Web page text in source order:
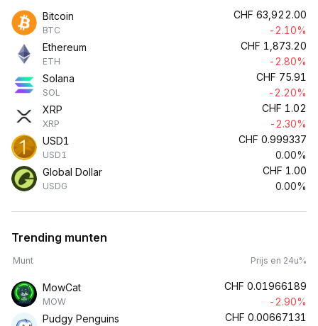
Bitcoin
BTC
CHF 63,922.00
-2.10%
Ethereum
ETH
CHF 1,873.20
-2.80%
Solana
SOL
CHF 75.91
-2.20%
XRP
XRP
CHF 1.02
-2.30%
USD1
USD1
CHF 0.999337
0.00%
Global Dollar
USDG
CHF 1.00
0.00%
Trending munten
Munt Prijs en 24u%
MowCat
MOW
CHF 0.01966189
-2.90%
Pudgy Penguins
CHF 0.00667131